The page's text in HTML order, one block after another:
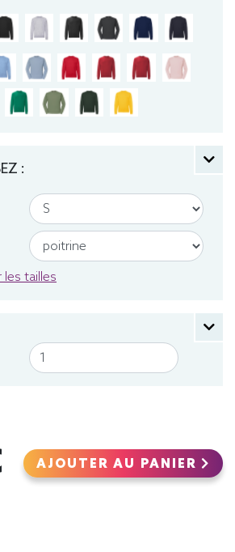
:
les tailles
AJOUTER AU PANIER